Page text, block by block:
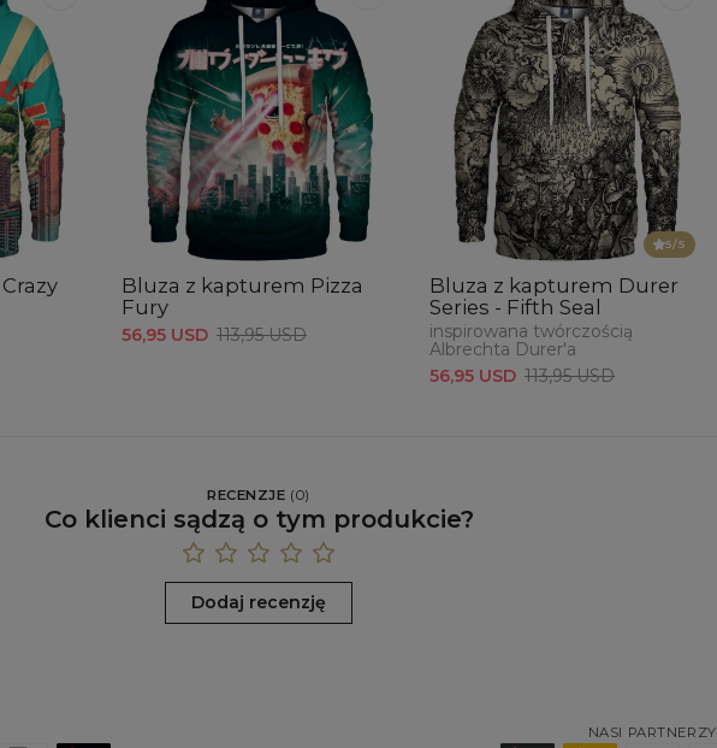
Bluza z kapturem Pizza
Fury
56,95 USD 113,95 USD
5/5
Bluza z kapturem Durer
Series - Fifth Seal
inspirowana twórczością
Albrechta Durer'a
56,95 USD 113,95 USD
RECENZJE (0)
Co klienci sądzą o tym produkcie?
Dodaj recenzję
NASI PARTNERZY